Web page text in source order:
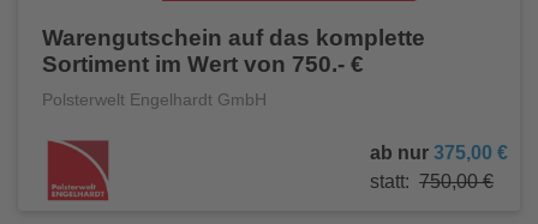
Warengutschein auf das komplette
Sortiment im Wert von 750.- €
Polsterwelt Engelhardt GmbH
ab nur 375,00 €
statt: 750,00 €